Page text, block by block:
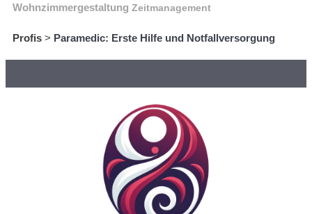
Wohnzimmergestaltung Zeitmanagement
Profis > Paramedic: Erste Hilfe und Notfallversorgung